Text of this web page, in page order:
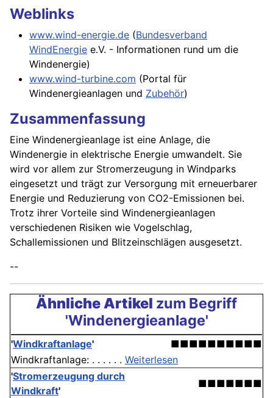
Weblinks
www.wind-energie.de (Bundesverband
WindEnergie e.V. - Informationen rund um die
Windenergie)
www.wind-turbine.com (Portal für
Windenergieanlagen und Zubehör)
Zusammenfassung
Eine Windenergieanlage ist eine Anlage, die
Windenergie in elektrische Energie umwandelt. Sie
wird vor allem zur Stromerzeugung in Windparks
eingesetzt und trägt zur Versorgung mit erneuerbarer
Energie und Reduzierung von CO2-Emissionen bei.
Trotz ihrer Vorteile sind Windenergieanlagen
verschiedenen Risiken wie Vogelschlag,
Schallemissionen und Blitzeinschlägen ausgesetzt.
--
Ähnliche Artikel zum Begriff
'Windenergieanlage'
'Windkraftanlage'
■■■■■■■■■■
Windkraftanlage: . . . . . . Weiterlesen
'Stromerzeugung durch
Windkraft'
■■■■■■■